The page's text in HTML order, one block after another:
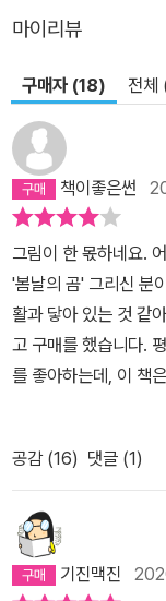
마이리뷰
구매자 (18) 전체
책이좋은썬
그림이 한 몫하네요.
'봄날의 곰' 그리신 분
활과 닿아 있는 것 같
고 구매를 했습니다.
를 좋아하는데, 이 책
고개만 끄덕였다''운
료 갈 시간 '등이 이 아
하게 한다. 뽑기기계
리가 있지만 이 아이
반 아이들이 아이가
에 가겠다고 말 한것...
공감 (16) 댓글 (1)
기진맥진